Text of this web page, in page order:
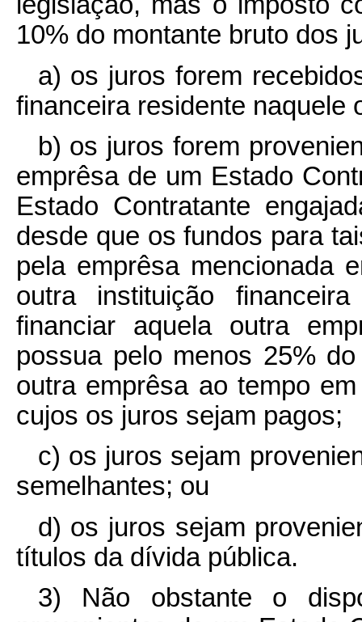
10% do montante bruto dos
a) os juros forem
financeira residente naquele
b) os juros forem
emprêsa de um Estado
Estado Contratante
desde que os fundos para
pela emprêsa mencionada
outra instituição
financiar aquela outra
possua pelo menos 25%
outra emprêsa ao tempo
cujos os juros sejam pagos;
c) os juros sejam
semelhantes; ou
d) os juros sejam
títulos da dívida pública.
3) Não obstante o